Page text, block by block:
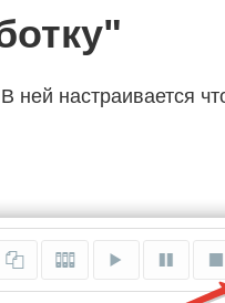
ней настраивается